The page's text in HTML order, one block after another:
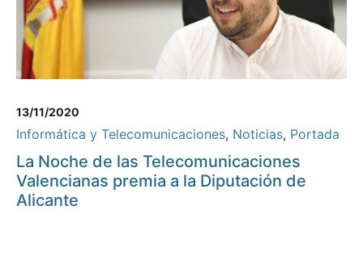
13/11/2020
Informática y Telecomunicaciones, Noticias, Portada
La Noche de las Telecomunicaciones
Valencianas premia a la Diputación de
Alicante